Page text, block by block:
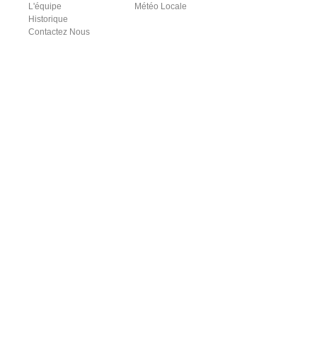
L'équipe
Historique
Contactez Nous
Météo Locale